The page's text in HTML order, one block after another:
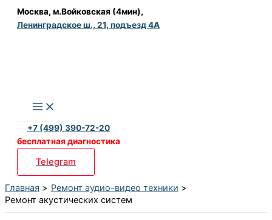
Перейти
Москва, м.Войковская (4мин),
Ленинградское ш., 21, подъезд 4А
+7 (499) 390-72-20
бесплатная диагностика
Telegram
Главная
Ремонт аудио-видео техники
Ремонт акустических систем